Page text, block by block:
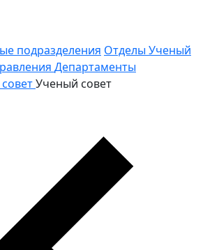
подразделения Отделы Ученый
Департаменты
Ученый совет